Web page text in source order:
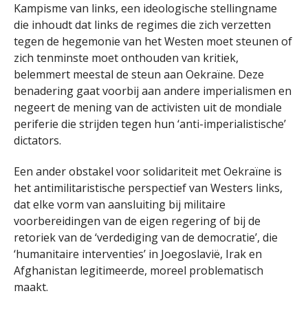
Kampisme van links, een ideologische stellingname
die inhoudt dat links de regimes die zich verzetten
tegen de hegemonie van het Westen moet steunen of
zich tenminste moet onthouden van kritiek,
belemmert meestal de steun aan Oekraïne. Deze
benadering gaat voorbij aan andere imperialismen en
negeert de mening van de activisten uit de mondiale
periferie die strijden tegen hun ‘anti-imperialistische’
dictators.
Een ander obstakel voor solidariteit met Oekraïne is
het antimilitaristische perspectief van Westers links,
dat elke vorm van aansluiting bij militaire
voorbereidingen van de eigen regering of bij de
retoriek van de ‘verdediging van de democratie’, die
‘humanitaire interventies’ in Joegoslavië, Irak en
Afghanistan legitimeerde, moreel problematisch
maakt.